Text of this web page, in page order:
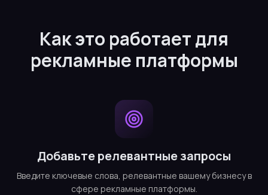
Как это работает для
рекламные платформы
Добавьте релевантные запросы
Введите ключевые слова, релевантные вашему бизнесу в
сфере рекламные платформы.